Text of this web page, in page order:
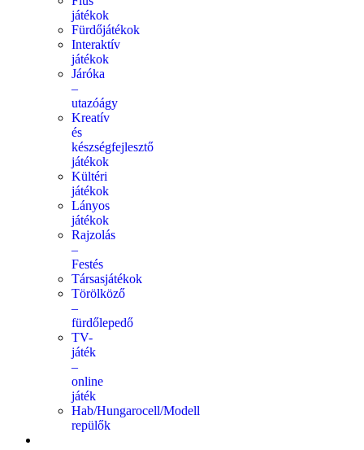
játékok
Fürdőjátékok
Interaktív
játékok
Járóka
–
utazóágy
Kreatív
és
készségfejlesztő
játékok
Kültéri
játékok
Lányos
játékok
Rajzolás
–
Festés
Társasjátékok
Törölköző
–
fürdőlepedő
TV-
játék
–
online
játék
Hab/Hungarocell/Modell
repülők